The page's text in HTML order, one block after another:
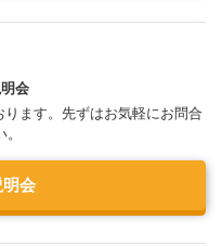
会
ます。先ずはお気軽にお問合
会